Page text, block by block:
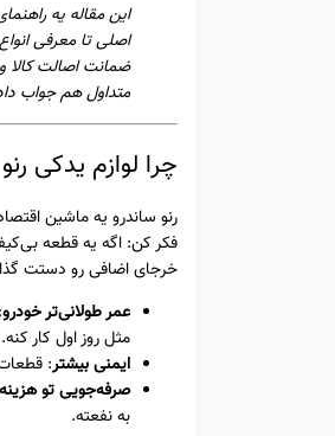
این مقاله یه
اصلی تا معرفی
ضمانت اصالت کالا
متداول هم جواب
چرا لوازم یدکی
رنو ساندرو یه ماشین
فکر کن: اگه یه قطعه
خرجای اضافی رو دستت
عمر طولانی‌تر خودرو
مثل روز اول کار کنه.
ایمنی بیشتر:
صرفه‌جویی تو
به نفعته.